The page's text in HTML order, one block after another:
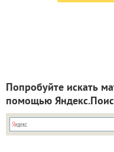
Попробуйте искать
помощью